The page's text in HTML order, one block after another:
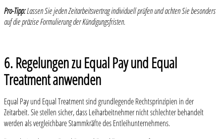
Pro-Tipp:Lassen Sie jeden Zeitarbeitsvertrag individuell prüfen und achten Sie besonders
auf die präzise Formulierung der Kündigungsfristen.
6. Regelungen zu Equal Pay und Equal
Treatment anwenden
Equal Pay und Equal Treatment sind grundlegende Rechtsprinzipien in der
Zeitarbeit. Sie stellen sicher, dass Leiharbeitnehmer nicht schlechter behandelt
werden als vergleichbare Stammkräfte des Entleihunternehmens.